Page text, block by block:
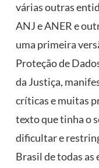
várias outras
ANJ e ANER e
uma primeira
Proteção de
da Justiça,
críticas e muitas
texto que tinha o
dificultar e
Brasil de todas as